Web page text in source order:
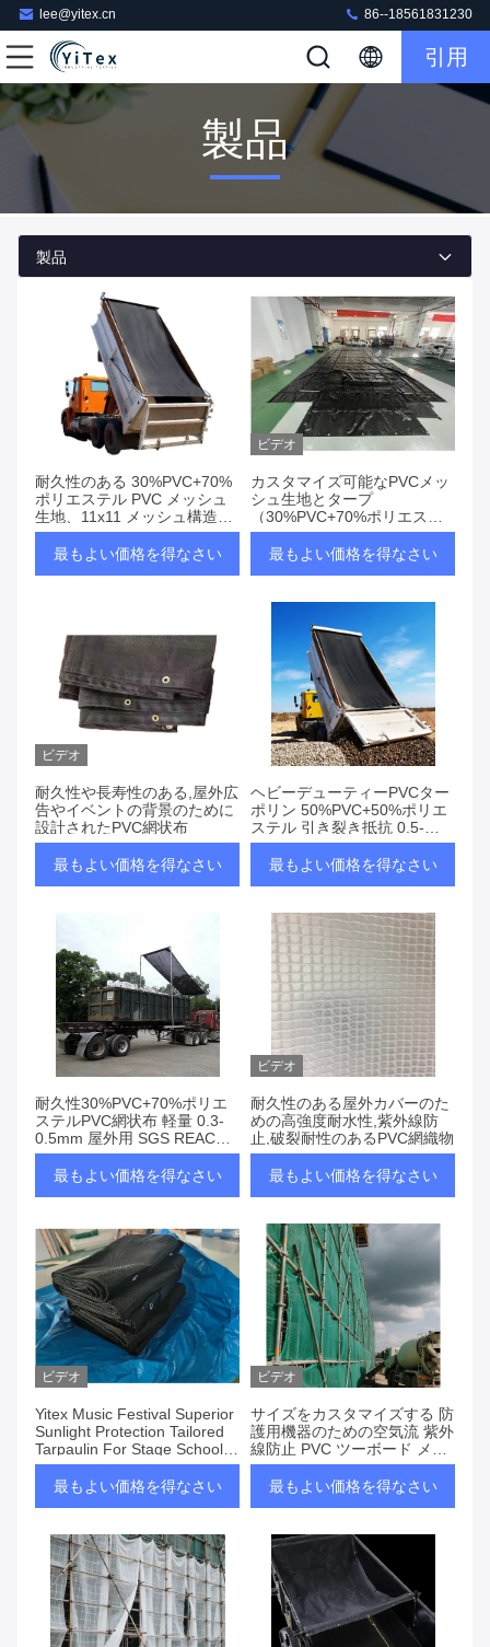
lee@yitex.cn 86--18561831230
引用
製品
製品
耐久性のある 30%PVC+70%
ポリエステル PVC メッシュ
生地、11x11 メッシュ構造、
厚さ 0.3 ～ 0.5mm、屋外用
途向け
最もよい価格を得なさい
ビデオ
カスタマイズ可能なPVCメッ
シュ生地とタープ
（30%PVC+70%ポリエステ
ル素材、軽量0.3-0.5mm厚、
SGS.REACH.ROHS.CE認証
最もよい価格を得なさい
ビデオ
耐久性や長寿性のある,屋外広
告やイベントの背景のために
設計されたPVC網状布
最もよい価格を得なさい
ヘビーデューティーPVCター
ポリン 50%PVC+50%ポリエ
ステル 引き裂き抵抗 0.5-
0.8mm 屋外テント用 CE認証
取得最もよい価格を得なさい
耐久性30%PVC+70%ポリエ
ステルPVC網状布 軽量 0.3-
0.5mm 屋外用 SGS REACH
ROHS CE 認証
最もよい価格を得なさい
ビデオ
耐久性のある屋外カバーのた
めの高強度耐水性,紫外線防
止,破裂耐性のあるPVC網織物
最もよい価格を得なさい
ビデオ
Yitex Music Festival Superior
Sunlight Protection Tailored
Tarpaulin For Stage School
Sports Carnivals
最もよい価格を得なさい
ビデオ
サイズをカスタマイズする 防
護用機器のための空気流 紫外
線防止 PVC ツーボード メッ
シュ ターパウリン
最もよい価格を得なさい